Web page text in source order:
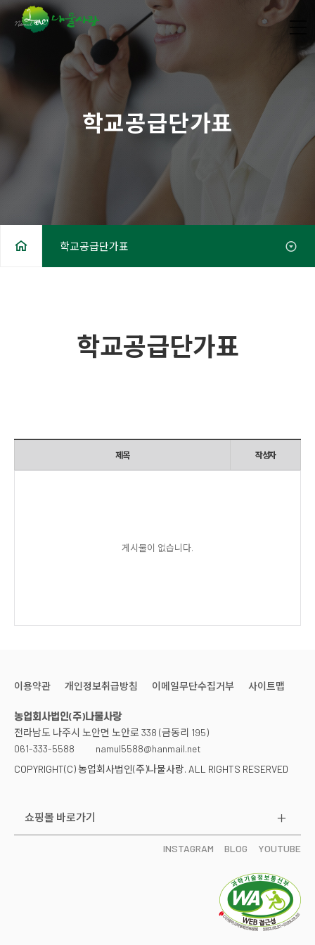
학교공급단가표
학교공급단가표
학교공급단가표
제목 작성자
게시물이 없습니다.
이용약관 개인정보취급방침 이메일무단수집거부 사이트맵
농업회사법인(주)나물사랑
전라남도 나주시 노안면 노안로 338 (금동리 195)
061-333-5588
namul5588@hanmail.net
COPYRIGHT(C) 농업회사법인(주)나물사랑. ALL RIGHTS RESERVED
쇼핑몰 바로가기
INSTAGRAM BLOG YOUTUBE